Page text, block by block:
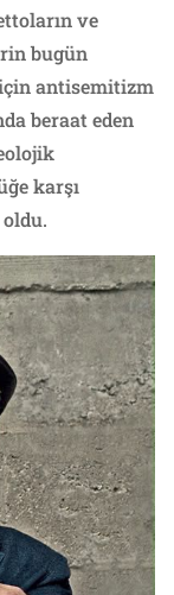
ve
bugün
için antisemitizm
beraat eden
karşı